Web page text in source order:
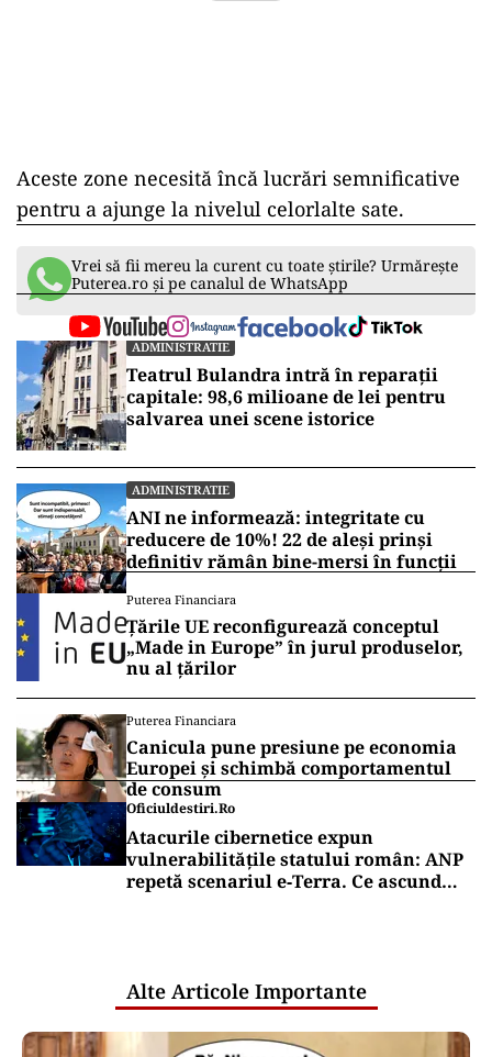
Aceste zone necesită încă lucrări semnificative
pentru a ajunge la nivelul celorlalte sate.
Vrei să fii mereu la curent cu toate știrile? Urmărește
Puterea.ro și pe canalul de WhatsApp
ADMINISTRATIE
Teatrul Bulandra intră în reparații
capitale: 98,6 milioane de lei pentru
salvarea unei scene istorice
ADMINISTRATIE
ANI ne informează: integritate cu
reducere de 10%! 22 de aleși prinși
definitiv rămân bine-mersi în funcții
Puterea Financiara
Țările UE reconfigurează conceptul
„Made in Europe” în jurul produselor,
nu al țărilor
Puterea Financiara
Canicula pune presiune pe economia
Europei și schimbă comportamentul
de consum
Oficiuldestiri.ro
Atacurile cibernetice expun
vulnerabilitățile statului român: ANP
repetă scenariul e‑Terra. Ce ascund
Alte Articole Importante